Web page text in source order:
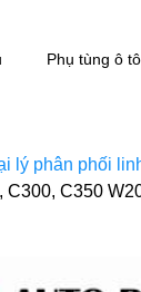
Phụ tùng ô tô
lý phân phối
C300, C350